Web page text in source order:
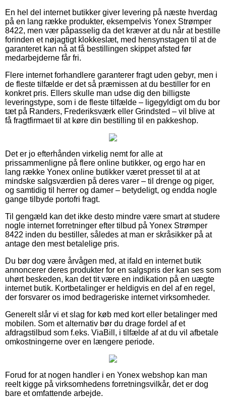
En hel del internet butikker giver levering på næste hverdag
på en lang række produkter, eksempelvis Yonex Strømper
8422, men vær påpasselig da det kræver at du når at bestille
forinden et nøjagtigt klokkeslæt, med hensynstagen til at de
garanteret kan nå at få bestillingen skippet afsted før
medarbejderne får fri.
Flere internet forhandlere garanterer fragt uden gebyr, men i
de fleste tilfælde er det så præmissen at du bestiller for en
konkret pris. Ellers skulle man udse dig den billigste
leveringstype, som i de fleste tilfælde – ligegyldigt om du bor
tæt på Randers, Frederiksværk eller Grindsted – vil blive at
få fragtfirmaet til at køre din bestilling til en pakkeshop.
Det er jo efterhånden virkelig nemt for alle at
prissammenligne på flere online butikker, og ergo har en
lang række Yonex online butikker været presset til at at
mindske salgsværdien på deres varer – til drenge og piger,
og samtidig til herrer og damer – betydeligt, og endda nogle
gange tilbyde portofri fragt.
Til gengæld kan det ikke desto mindre være smart at studere
nogle internet forretninger efter tilbud på Yonex Strømper
8422 inden du bestiller, således at man er skråsikker på at
antage den mest betalelige pris.
Du bør dog være årvågen med, at ifald en internet butik
annoncerer deres produkter for en salgspris der kan ses som
uhørt beskeden, kan det tit være en indikation på en uægte
internet butik. Kortbetalinger er heldigvis en del af en regel,
der forsvarer os imod bedrageriske internet virksomheder.
Generelt slår vi et slag for køb med kort eller betalinger med
mobilen. Som et alternativ bør du drage fordel af et
afdragstilbud som f.eks. ViaBill, i tilfælde af at du vil afbetale
omkostningerne over en længere periode.
Forud for at nogen handler i en Yonex webshop kan man
reelt kigge på virksomhedens forretningsvilkår, det er dog
bare et omfattende arbejde.